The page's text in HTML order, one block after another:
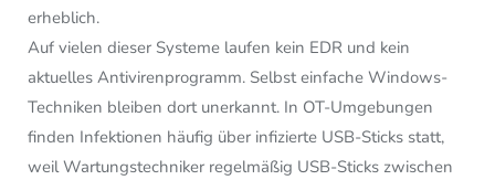
erheblich.
Auf vielen dieser Systeme laufen kein EDR und kein
aktuelles Antivirenprogramm. Selbst einfache Windows-
Techniken bleiben dort unerkannt. In OT-Umgebungen
finden Infektionen häufig über infizierte USB-Sticks statt,
weil Wartungstechniker regelmäßig USB-Sticks zwischen